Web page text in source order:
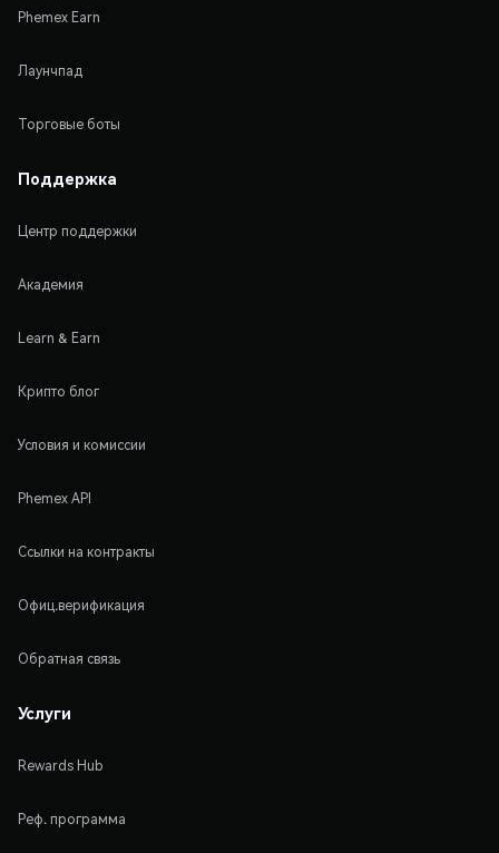
Phemex Earn
Лаунчпад
Торговые боты
Поддержка
Центр поддержки
Академия
Learn & Earn
Крипто блог
Условия и комиссии
Phemex API
Ссылки на контракты
Офиц.верификация
Обратная связь
Услуги
Rewards Hub
Реф. программа